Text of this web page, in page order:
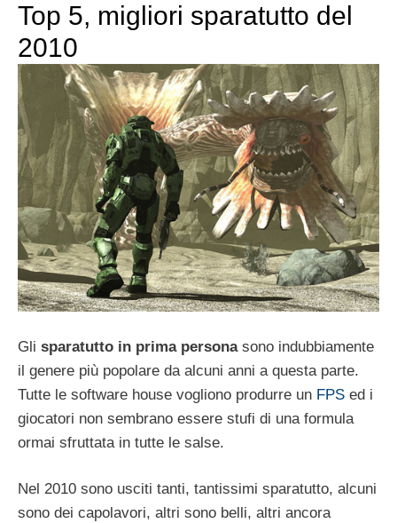
Top 5, migliori sparatutto del
2010
Gli sparatutto in prima personasono indubbiamente
il genere più popolare da alcuni anni a questa parte.
Tutte le software house vogliono produrre un FPS ed i
giocatori non sembrano essere stufi di una formula
ormai sfruttata in tutte le salse.
Nel 2010 sono usciti tanti, tantissimi sparatutto, alcuni
sono dei capolavori, altri sono belli, altri ancora